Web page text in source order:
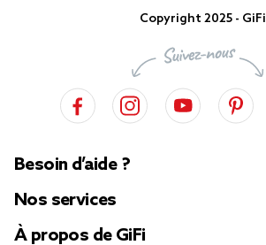
Copyright 2025 - GiFi
Besoin d’aide ?
Nos services
À propos de GiFi